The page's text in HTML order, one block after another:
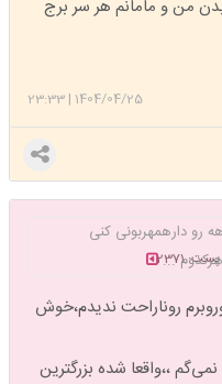
و این ۵ سال تن و بدن من و مامانم هر سر برج
1404/04/25
|
23:33
2371
رو دارهمهربونی کنی
هرکدوم ...
روناراحت ندیدم،خوش
،،واقعا شده بزرگترین